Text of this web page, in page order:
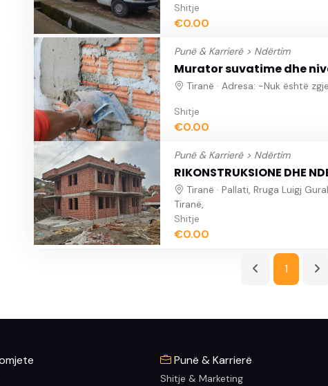
Shitje
€0.00
Punë & Karrierë > Ndërtim
Murator suvatime dhe
Tiranë · Adresa: -Nuk është
Shitje
€0.00
Punë & Karrierë > Ndërtim
RIKONSTRUKSIONE DHE
Tiranë · Pallati, Rruga Luigj
Tiranë,
Shitje
€0.00
1
Punë & Karrierë
Shitje & Marketing